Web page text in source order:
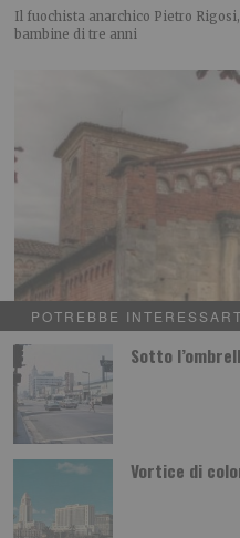
POTREBBE
Sotto
Vortice di
Il fuochista anarchico Pietro
bambine di tre anni
L’abbazia di Santa Fede
A cura di Piemonteitalia.eu Posta
un chilometro